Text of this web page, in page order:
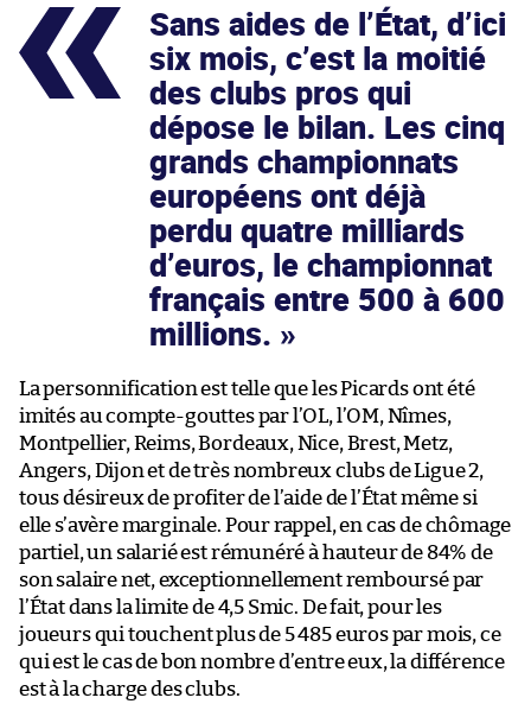
Sans aides de l’État, d’ici
six mois, c’est la moitié
des clubs pros qui
dépose le bilan. Les cinq
grands championnats
européens ont déjà
perdu quatre milliards
d’euros, le championnat
français entre 500 à 600
millions.
La personnification est telle que les Picards ont été
imités au compte-gouttes par l’OL, l’OM, Nîmes,
Montpellier, Reims, Bordeaux, Nice, Brest, Metz,
Angers, Dijon et de très nombreux clubs de Ligue 2,
tous désireux de profiter de l’aide de l’État même si
elle s’avère marginale. Pour rappel, en cas de chômage
partiel, un salarié est rémunéré à hauteur de 84% de
son salaire net, exceptionnellement remboursé par
l’État dans la limite de 4,5 Smic. De fait, pour les
joueurs qui touchent plus de 5 485 euros par mois, ce
qui est le cas de bon nombre d’entre eux, la différence
est à la charge des clubs.